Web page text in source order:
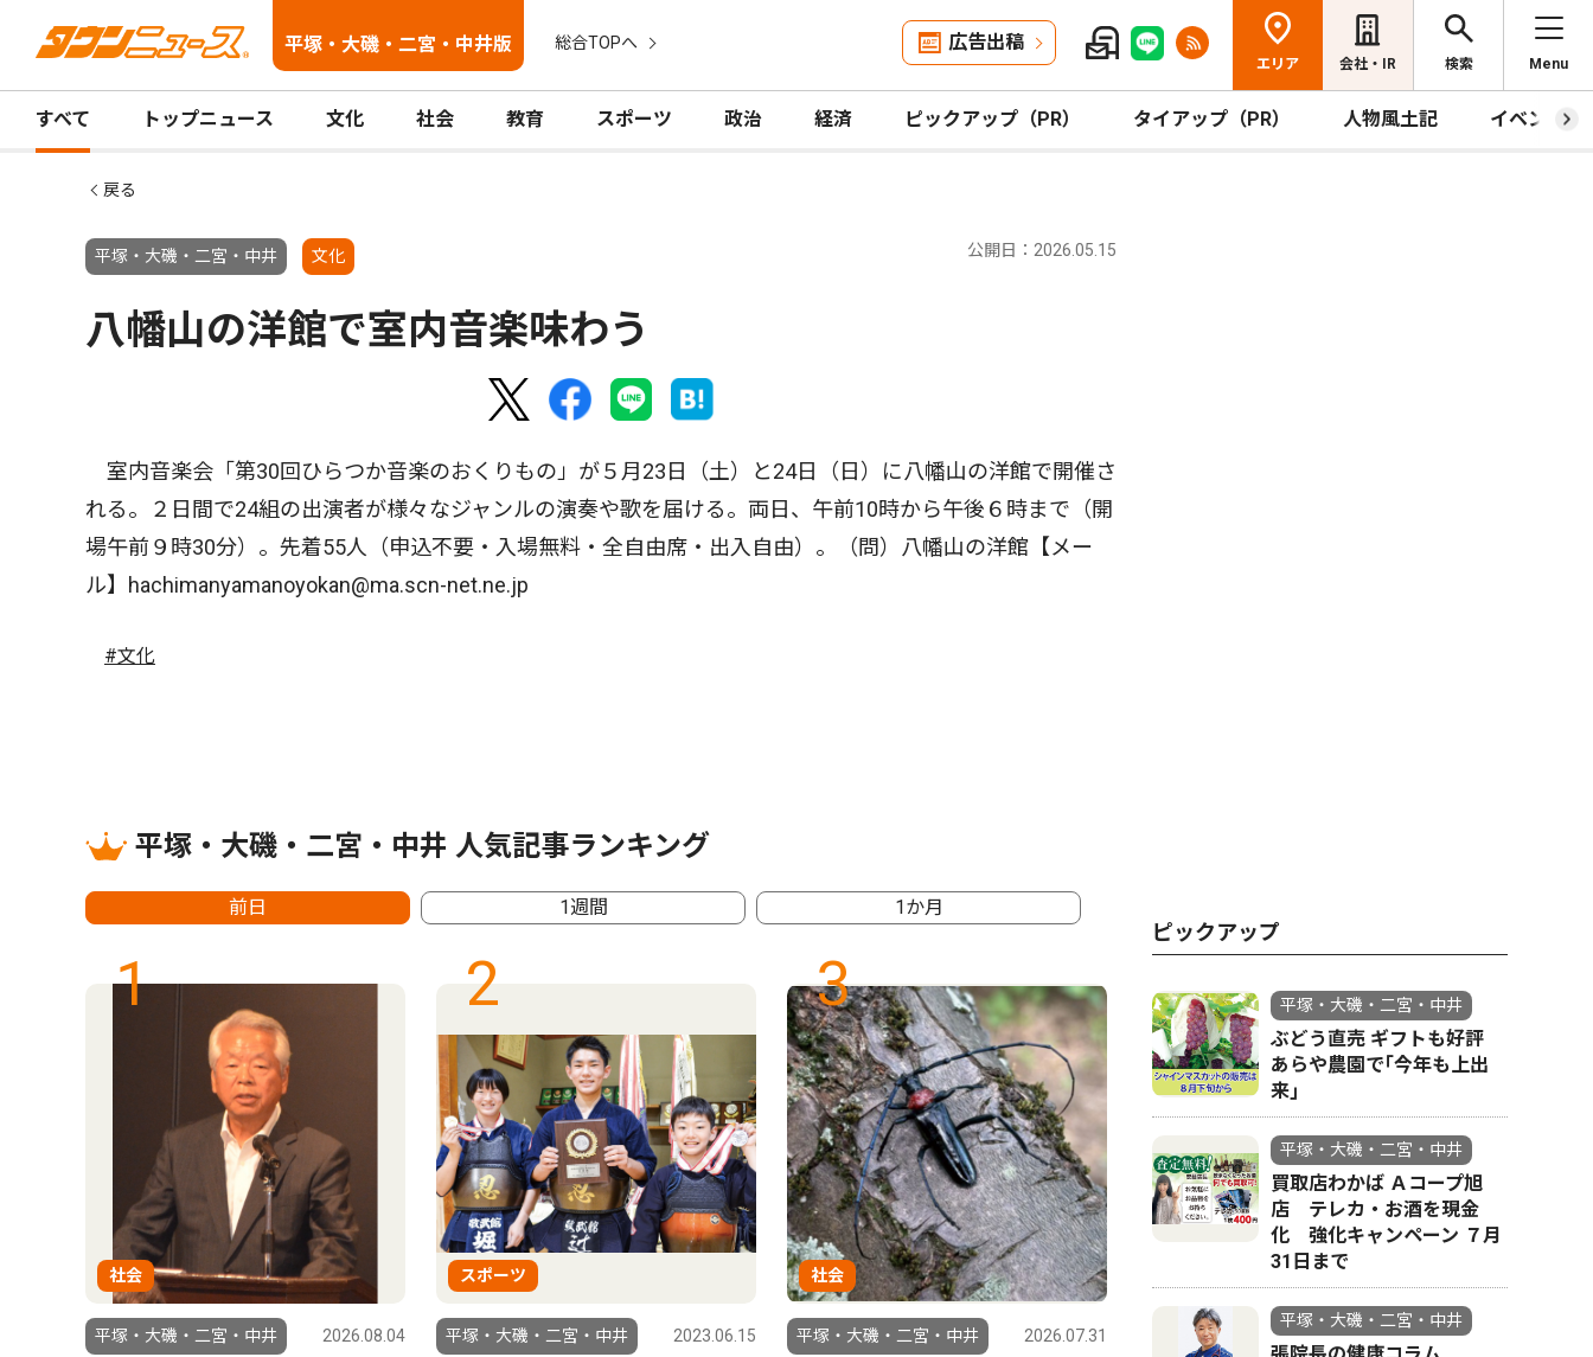
平塚・大磯・二宮・中井版 総合TOPへ 広告出稿
エリア 会社・IR 検索 Menu
すべて トップニュース 文化 社会 教育 スポーツ 政治 経済 ピックアップ（PR） タイアップ（PR） 人物風土記 イベント
戻る
平塚・大磯・二宮・中井 文化 公開日：2026.05.15
八幡山の洋館で室内音楽味わう
室内音楽会「第30回ひらつか音楽のおくりもの」が５月23日（土）と24日（日）に八幡山の洋館で開催さ
れる。２日間で24組の出演者が様々なジャンルの演奏や歌を届ける。両日、午前10時から午後６時まで（開
場午前９時30分）。先着55人（申込不要・入場無料・全自由席・出入自由）。（問）八幡山の洋館【メー
ル】hachimanyamanoyokan@ma.scn-net.ne.jp
#文化
平塚・大磯・二宮・中井 人気記事ランキング
前日 1週間 1か月
1
社会
平塚・大磯・二宮・中井 2026.08.04
2
スポーツ
平塚・大磯・二宮・中井 2023.06.15
3
社会
平塚・大磯・二宮・中井 2026.07.31
4
トップニュース
平塚・大磯・二宮・中井 2026.07.31
ピックアップ
平塚・大磯・二宮・中井
ぶどう直売 ギフトも好評
あらや農園で｢今年も上出
来｣
平塚・大磯・二宮・中井
買取店わかば Ａコープ旭
店 テレカ・お酒を現金
化 強化キャンペーン ７月
31日まで
平塚・大磯・二宮・中井